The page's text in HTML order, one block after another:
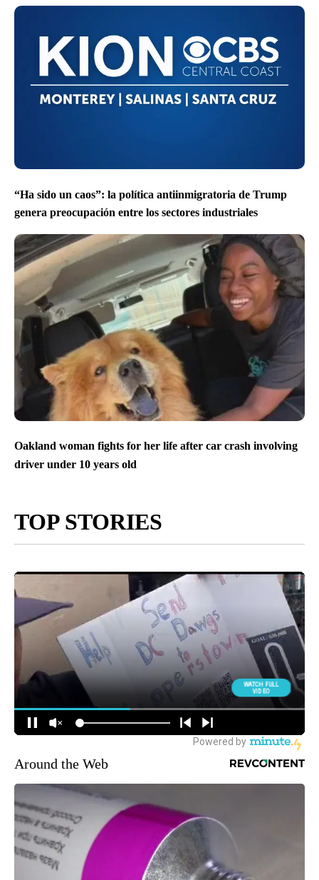
“Ha sido un caos”: la política antiinmigratoria de Trump
genera preocupación entre los sectores industriales
Oakland woman fights for her life after car crash involving
driver under 10 years old
TOP STORIES
Around the Web